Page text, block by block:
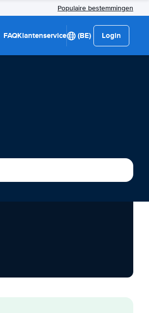
Populaire bestemmingen
FAQKlantenservice (BE) Login